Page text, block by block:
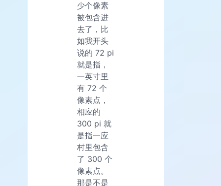
少个像素
被包含进
去了，比
如我开头
说的 72 pi
就是指，
一英寸里
有 72 个
像素点，
相应的
300 pi 就
是指一应
村里包含
了 300 个
像素点。
那是不是